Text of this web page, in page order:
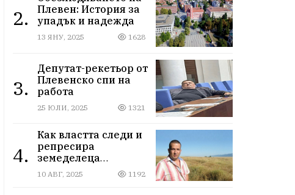
2.
Плевен: История за
упадък и надежда
13 ЯНУ, 2025 1628
3.
Депутат-рекетьор от
Плевенско спи на
работа
25 ЮЛИ, 2025 1321
4.
Как властта следи и
репресира
земеделеца
Илчовски
10 АВГ, 2025 1192